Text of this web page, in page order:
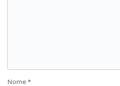
Nome *